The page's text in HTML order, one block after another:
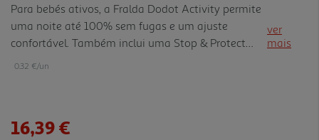
para
a
mesma
página.
Para bebés ativos, a Fralda Dodot Activity permite
uma noite até 100% sem fugas e um ajuste
confortável. Também inclui uma Stop & Protect
Pocket, absorção tripla e um ajuste completo e
ver
mais
0.32 €/un
16,39 €